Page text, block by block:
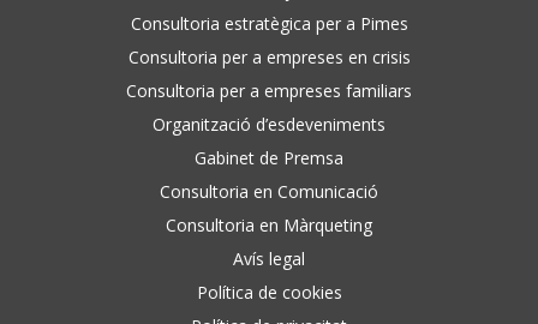
Consultoria estratègica per a Pimes
Consultoria per a empreses en crisis
Consultoria per a empreses familiars
Organització d’esdeveniments
Gabinet de Premsa
Consultoria en Comunicació
Consultoria en Màrqueting
Avís legal
Política de cookies